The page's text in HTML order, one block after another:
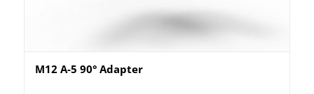
M12 A-5 90° Adapter